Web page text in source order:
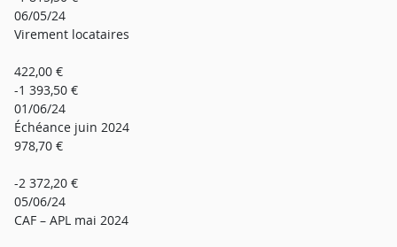
06/05/24
Virement locataires
422,00 €
-1 393,50 €
01/06/24
Échéance juin 2024
978,70 €
-2 372,20 €
05/06/24
CAF – APL mai 2024